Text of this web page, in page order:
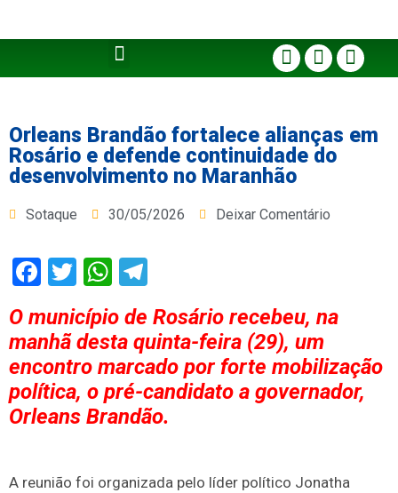
Orleans Brandão fortalece alianças em
Rosário e defende continuidade do
desenvolvimento no Maranhão
Sotaque 30/05/2026 Deixar Comentário
Facebook
TwitterWhatsApp
O município de Rosário recebeu, na
manhã desta quinta-feira (29), um
encontro marcado por forte mobilização
política, o pré-candidato a governador,
Orleans Brandão.
A reunião foi organizada pelo líder político Jonatha